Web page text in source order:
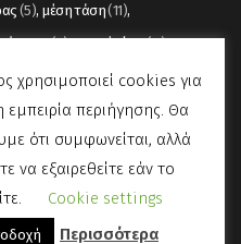
(5) μέση τάση(11)
μόνωση(6) οπτικές ίνες(11)
πυρανίχνευση (6) ρελέ(36)
(5) τάση(13)
(6)
χρησιμοποιεί cookies για
εμπειρία περιήγησης. Θα
ότι συμφωνείται, αλλά
να εξαιρεθείτε εάν το
Cookie settings
Περισσότερα